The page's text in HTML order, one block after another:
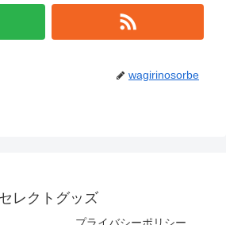
wagirinosorbe
セレクトグッズ
プライバシーポリシー